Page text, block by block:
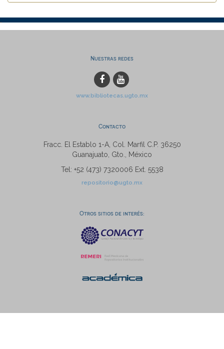
Nuestras redes
www.bibliotecas.ugto.mx
Contacto
Fracc. El Establo 1-A, Col. Marfil C.P. 36250
Guanajuato, Gto., México
Tel: +52 (473) 7320006 Ext. 5538
repositorio@ugto.mx
Otros sitios de interés: